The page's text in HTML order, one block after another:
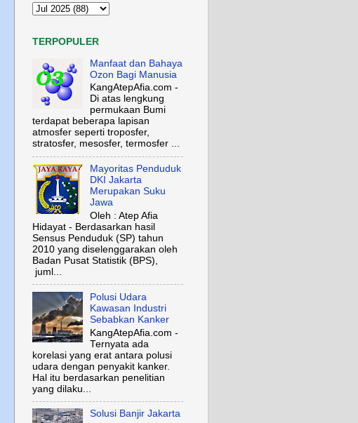
TERPOPULER
Manfaat dan Bahaya
Ozon Bagi Manusia
KangAtepAfia.com -
Di atas lengkung
permukaan Bumi
terdapat beberapa lapisan
atmosfer seperti troposfer,
stratosfer, mesosfer, termosfer ...
Mayoritas Penduduk
DKI Jakarta
Merupakan Suku
Jawa
Oleh : Atep Afia
Hidayat - Berdasarkan hasil
Sensus Penduduk (SP) tahun
2010 yang diselenggarakan oleh
Badan Pusat Statistik (BPS),
juml...
Polusi Udara
Kawasan Industri
Sebabkan Kanker
KangAtepAfia.com -
Ternyata ada
korelasi yang erat antara polusi
udara dengan penyakit kanker.
Hal itu berdasarkan penelitian
yang dilaku...
Solusi Banjir Jakarta